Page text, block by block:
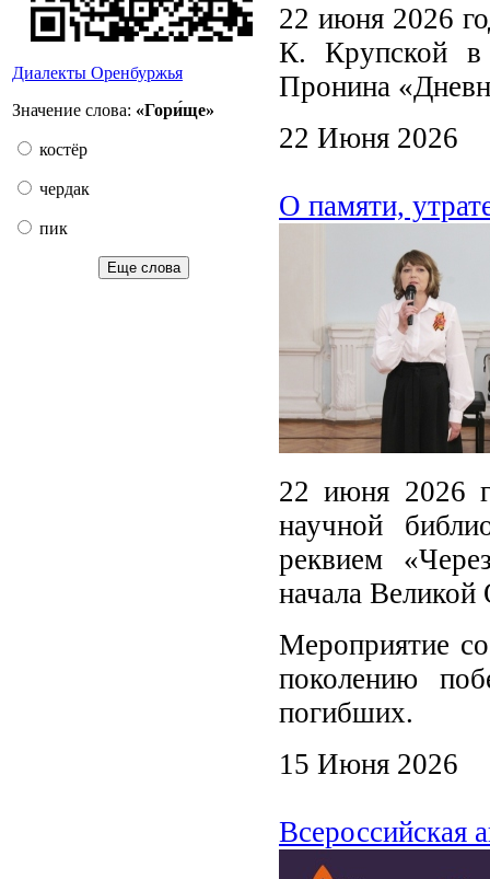
Диалекты Оренбуржья
Значение слова: «Гори́ще»
костёр
чердак
пик
Еще слова
22 июня 2026
К. Крупской в
Пронина
22 Июня 2026
О памяти,
22 июня 2026
научной
реквием
начала
Мероприятие
поколению
погибших.
15 Июня 2026
Всероссийская